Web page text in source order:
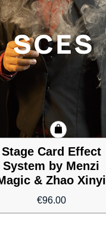
Stage Card Effect
System by Menzi
& Zhao Xinyi
€96.00